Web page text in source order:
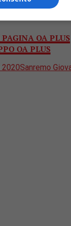
PAGINA OA PLUS
OA PLUS
2020Sanremo